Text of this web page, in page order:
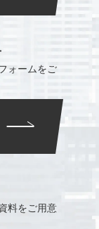
ォームをご
料をご用意